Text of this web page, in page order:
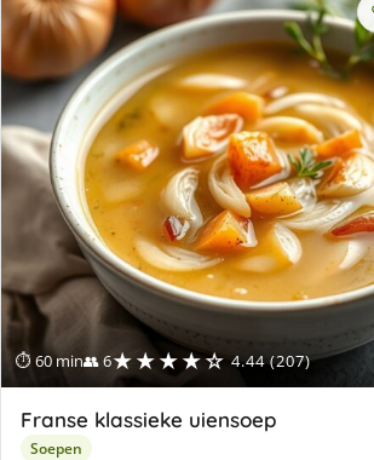
⏱ 60 min👥 6★★★★☆ 4.44 (207)
Franse klassieke uiensoep
Soepen